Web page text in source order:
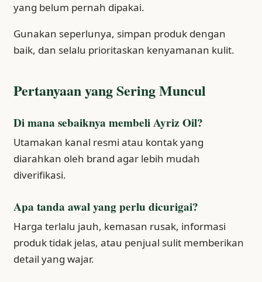
yang belum pernah dipakai.
Gunakan seperlunya, simpan produk dengan
baik, dan selalu prioritaskan kenyamanan kulit.
Pertanyaan yang Sering Muncul
Di mana sebaiknya membeli Ayriz Oil?
Utamakan kanal resmi atau kontak yang
diarahkan oleh brand agar lebih mudah
diverifikasi.
Apa tanda awal yang perlu dicurigai?
Harga terlalu jauh, kemasan rusak, informasi
produk tidak jelas, atau penjual sulit memberikan
detail yang wajar.